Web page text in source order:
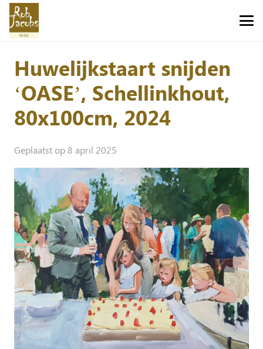
Huwelijkstaart snijden
‘OASE’, Schellinkhout,
80x100cm, 2024
Geplaatst op 8 april 2025